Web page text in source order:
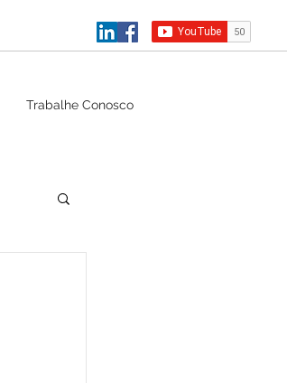
Trabalhe Conosco